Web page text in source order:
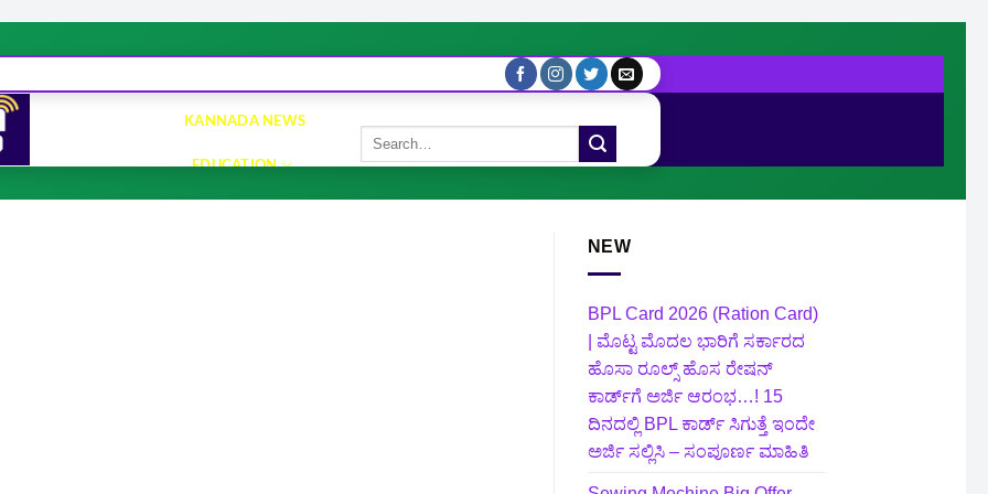
KANNADA NEWS
EDUCATION
NEW
BPL Card 2026 (Ration Card)
| ಮೊಟ್ಟ ಮೊದಲ ಭಾರಿಗೆ ಸರ್ಕಾರದ
ಹೊಸಾ ರೂಲ್ಸ್ ಹೊಸ ರೇಷನ್
ಕಾರ್ಡ್‌ಗೆ ಅರ್ಜಿ ಆರಂಭ…! 15
ದಿನದಲ್ಲಿ BPL ಕಾರ್ಡ್ ಸಿಗುತ್ತೆ ಇಂದೇ
ಅರ್ಜಿ ಸಲ್ಲಿಸಿ – ಸಂಪೂರ್ಣ ಮಾಹಿತಿ